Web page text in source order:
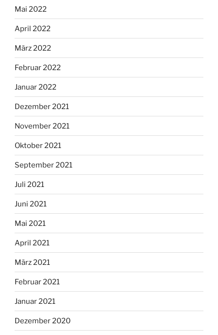
Mai 2022
April 2022
März 2022
Februar 2022
Januar 2022
Dezember 2021
November 2021
Oktober 2021
September 2021
Juli 2021
Juni 2021
Mai 2021
April 2021
März 2021
Februar 2021
Januar 2021
Dezember 2020